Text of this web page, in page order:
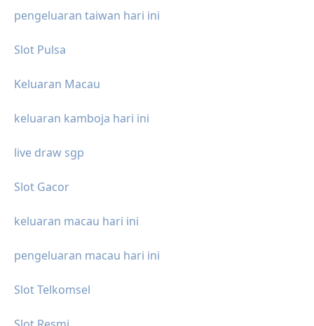
pengeluaran taiwan hari ini
Slot Pulsa
Keluaran Macau
keluaran kamboja hari ini
live draw sgp
Slot Gacor
keluaran macau hari ini
pengeluaran macau hari ini
Slot Telkomsel